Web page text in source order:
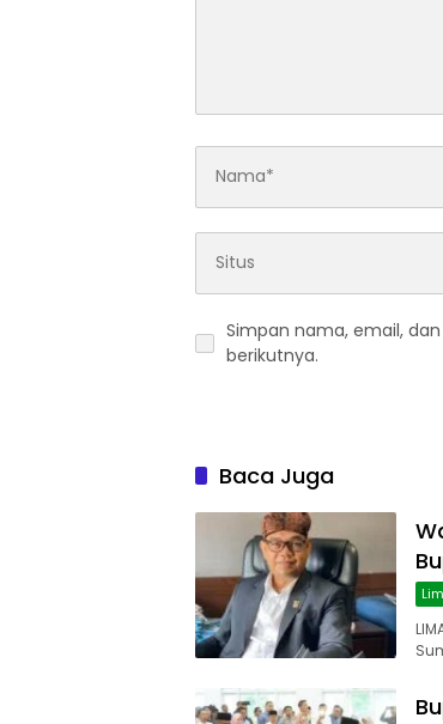
Simpan nama, email,
berikutnya.
Baca Juga